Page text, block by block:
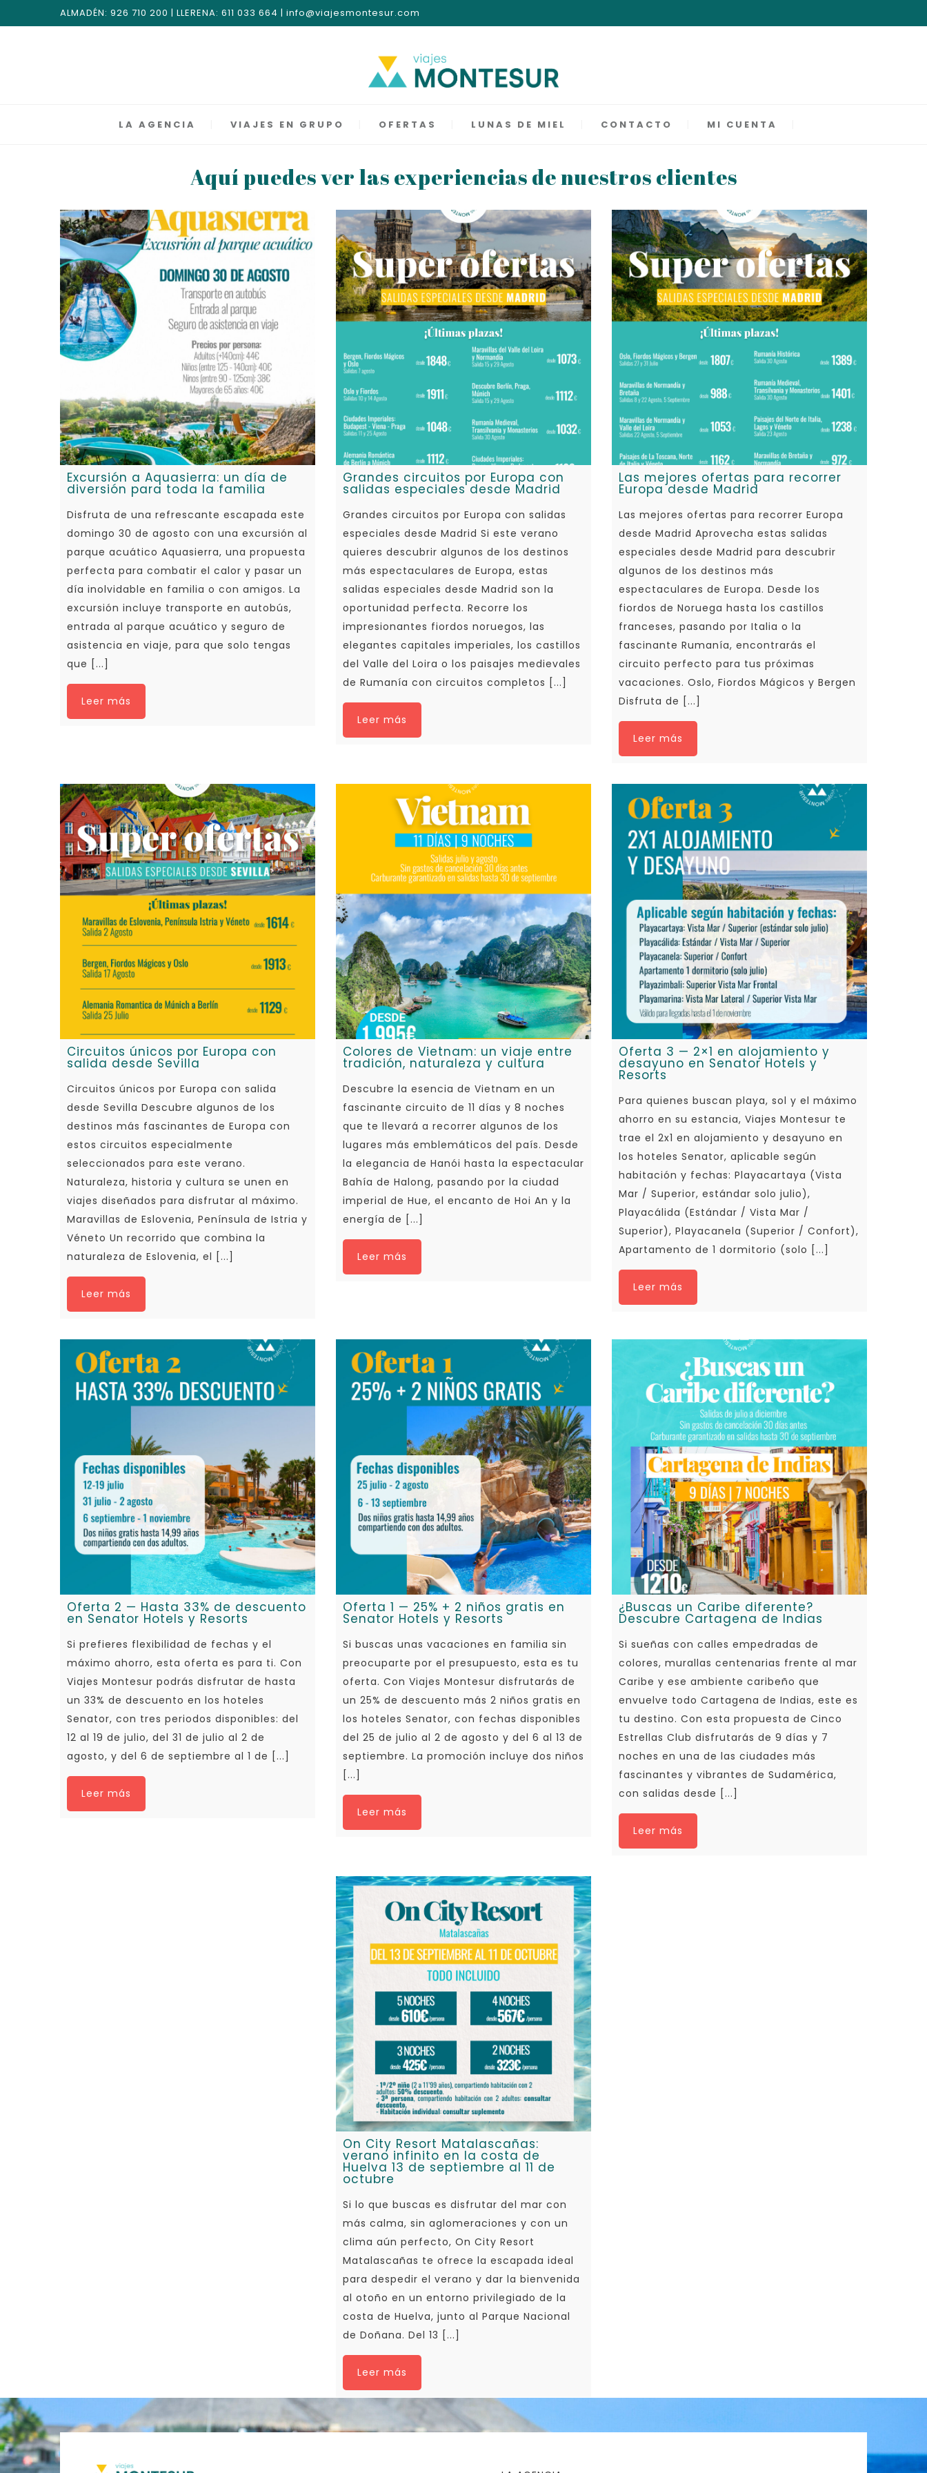
ALMADÉN: 926 710 200 | LLERENA: 611 033 664 | info@viajesmontesur.com
LA AGENCIA VIAJES EN GRUPO OFERTAS LUNAS DE MIEL CONTACTO MI CUENTA
Aquí puedes ver las experiencias de nuestros clientes
Excursión a Aquasierra: un día de
diversión para toda la familia
Disfruta de una refrescante escapada este
domingo 30 de agosto con una excursión al
parque acuático Aquasierra, una propuesta
perfecta para combatir el calor y pasar un
día inolvidable en familia o con amigos. La
excursión incluye transporte en autobús,
entrada al parque acuático y seguro de
asistencia en viaje, para que solo tengas
que [...]
Leer más
Grandes circuitos por Europa con
salidas especiales desde Madrid
Grandes circuitos por Europa con salidas
especiales desde Madrid Si este verano
quieres descubrir algunos de los destinos
más espectaculares de Europa, estas
salidas especiales desde Madrid son la
oportunidad perfecta. Recorre los
impresionantes fiordos noruegos, las
elegantes capitales imperiales, los castillos
del Valle del Loira o los paisajes medievales
de Rumanía con circuitos completos [...]
Leer más
Las mejores ofertas para recorrer
Europa desde Madrid
Las mejores ofertas para recorrer Europa
desde Madrid Aprovecha estas salidas
especiales desde Madrid para descubrir
algunos de los destinos más
espectaculares de Europa. Desde los
fiordos de Noruega hasta los castillos
franceses, pasando por Italia o la
fascinante Rumanía, encontrarás el
circuito perfecto para tus próximas
vacaciones. Oslo, Fiordos Mágicos y Bergen
Disfruta de [...]
Leer más
Circuitos únicos por Europa con
salida desde Sevilla
Circuitos únicos por Europa con salida
desde Sevilla Descubre algunos de los
destinos más fascinantes de Europa con
estos circuitos especialmente
seleccionados para este verano.
Naturaleza, historia y cultura se unen en
viajes diseñados para disfrutar al máximo.
Maravillas de Eslovenia, Península de Istria y
Véneto Un recorrido que combina la
naturaleza de Eslovenia, el [...]
Leer más
Colores de Vietnam: un viaje entre
tradición, naturaleza y cultura
Descubre la esencia de Vietnam en un
fascinante circuito de 11 días y 8 noches
que te llevará a recorrer algunos de los
lugares más emblemáticos del país. Desde
la elegancia de Hanói hasta la espectacular
Bahía de Halong, pasando por la ciudad
imperial de Hue, el encanto de Hoi An y la
energía de [...]
Leer más
Oferta 3 — 2×1 en alojamiento y
desayuno en Senator Hotels y
Resorts
Para quienes buscan playa, sol y el máximo
ahorro en su estancia, Viajes Montesur te
trae el 2x1 en alojamiento y desayuno en
los hoteles Senator, aplicable según
habitación y fechas: Playacartaya (Vista
Mar / Superior, estándar solo julio),
Playacálida (Estándar / Vista Mar /
Superior), Playacanela (Superior / Confort),
Apartamento de 1 dormitorio (solo [...]
Leer más
Oferta 2 — Hasta 33% de descuento
en Senator Hotels y Resorts
Si prefieres flexibilidad de fechas y el
máximo ahorro, esta oferta es para ti. Con
Viajes Montesur podrás disfrutar de hasta
un 33% de descuento en los hoteles
Senator, con tres periodos disponibles: del
12 al 19 de julio, del 31 de julio al 2 de
agosto, y del 6 de septiembre al 1 de [...]
Leer más
Oferta 1 — 25% + 2 niños gratis en
Senator Hotels y Resorts
Si buscas unas vacaciones en familia sin
preocuparte por el presupuesto, esta es tu
oferta. Con Viajes Montesur disfrutarás de
un 25% de descuento más 2 niños gratis en
los hoteles Senator, con fechas disponibles
del 25 de julio al 2 de agosto y del 6 al 13 de
septiembre. La promoción incluye dos niños
[...]
Leer más
¿Buscas un Caribe diferente?
Descubre Cartagena de Indias
Si sueñas con calles empedradas de
colores, murallas centenarias frente al mar
Caribe y ese ambiente caribeño que
envuelve todo Cartagena de Indias, este es
tu destino. Con esta propuesta de Cinco
Estrellas Club disfrutarás de 9 días y 7
noches en una de las ciudades más
fascinantes y vibrantes de Sudamérica,
con salidas desde [...]
Leer más
On City Resort Matalascañas:
verano infinito en la costa de
Huelva 13 de septiembre al 11 de
octubre
Si lo que buscas es disfrutar del mar con
más calma, sin aglomeraciones y con un
clima aún perfecto, On City Resort
Matalascañas te ofrece la escapada ideal
para despedir el verano y dar la bienvenida
al otoño en un entorno privilegiado de la
costa de Huelva, junto al Parque Nacional
de Doñana. Del 13 [...]
Leer más